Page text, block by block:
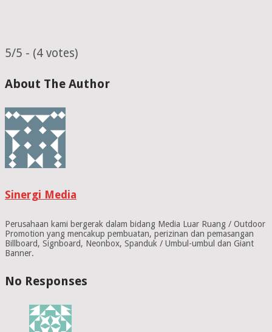
5/5 - (4 votes)
About The Author
Sinergi Media
Perusahaan kami bergerak dalam bidang Media Luar Ruang / Outdoor
Promotion yang mencakup pembuatan, perizinan dan pemasangan
Billboard, Signboard, Neonbox, Spanduk / Umbul-umbul dan Giant
Banner.
No Responses